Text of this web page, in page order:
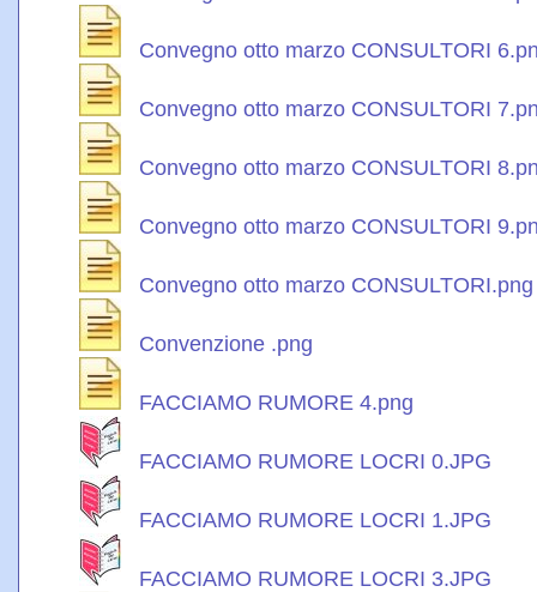
Convegno otto marzo CONSULTORI
Convegno otto marzo CONSULTORI
Convegno otto marzo CONSULTORI
Convegno otto marzo CONSULTORI
Convegno otto marzo CONSULTORI.png
Convenzione .png
FACCIAMO RUMORE 4.png
FACCIAMO RUMORE LOCRI 0.JPG
FACCIAMO RUMORE LOCRI 1.JPG
FACCIAMO RUMORE LOCRI 3.JPG